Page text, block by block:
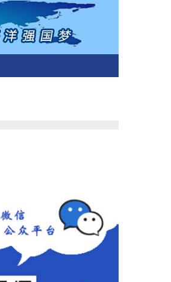
营养价值较高，海蛰头稍硬，营养胶质